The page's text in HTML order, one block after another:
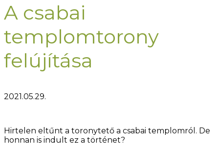
A csabai
templomtorony
felújítása
2021.05.29.
Hirtelen eltűnt a toronytető a csabai templomról. De
honnan is indult ez a történet?